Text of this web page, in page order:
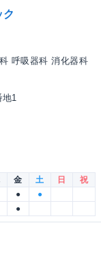
呼吸器科 消化器科
1
金 土 日
祝
●
●
●